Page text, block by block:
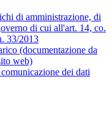
di amministrazione, di
di cui all'art. 14, co.
33/2013
(documentazione da
web)
dei dati